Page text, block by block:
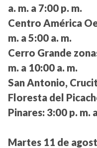
a. m. a 7:00 p. m.
Centro América
m. a 5:00 a. m.
Cerro Grande
m. a 10:00 a. m.
San Antonio,
Floresta del
Pinares: 3:00 p. m.
Martes 11 de